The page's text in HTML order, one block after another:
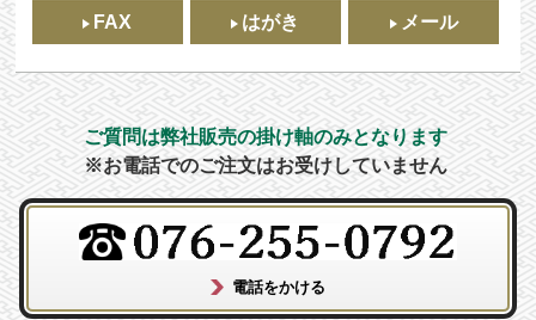
FAX
はがき メール
ご質問は弊社販売の掛け軸のみとなります
※お電話でのご注文はお受けしていません